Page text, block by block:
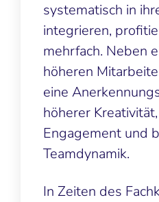
systematisch in
integrieren,
mehrfach. Neben
höheren
eine
höherer
Engagement und
Teamdynamik.
In Zeiten des